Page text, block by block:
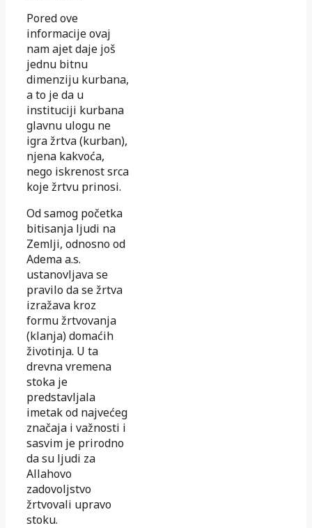
Pored ove
informacije ovaj
nam ajet daje još
jednu bitnu
dimenziju kurbana,
a to je da u
instituciji kurbana
glavnu ulogu ne
igra žrtva (kurban),
njena kakvoća,
nego iskrenost srca
koje žrtvu prinosi.
Od samog početka
bitisanja ljudi na
Zemlji, odnosno od
Adema a.s.
ustanovljava se
pravilo da se žrtva
izražava kroz
formu žrtvovanja
(klanja) domaćih
životinja. U ta
drevna vremena
stoka je
predstavljala
imetak od najvećeg
značaja i važnosti i
sasvim je prirodno
da su ljudi za
Allahovo
zadovoljstvo
žrtvovali upravo
stoku.